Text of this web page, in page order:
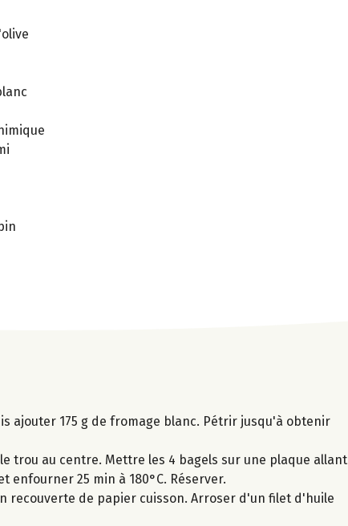
ajouter 175 g de fromage blanc. Pétrir jusqu'à obtenir
trou au centre. Mettre les 4 bagels sur une plaque allant
enfourner 25 min à 180°C. Réserver.
recouverte de papier cuisson. Arroser d'un filet d'huile